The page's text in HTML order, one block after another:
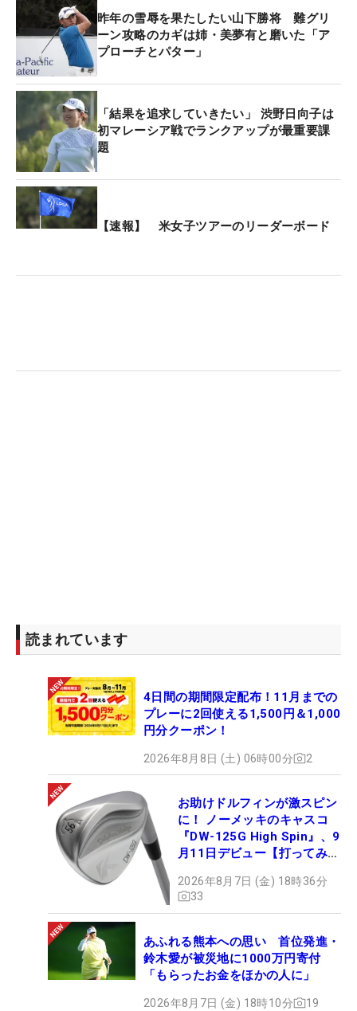
ックになりました。何やってるんだろう」。3度目
の打ち直しは7番アイアンでレイアップするも、結
果的にまさかの12打を叩き、一気に7つもスコアを
落とした。
「いいゴルフができていたのに、もったいない」
と、これにはガックリ。しかし、明日もあるなかで
落ち込んでいる暇はなく、「10番以外はいいゴルフ
ができていました」と前を向いた。「（2日目に）
いいスコアを出して、日本に帰ったら、それを次に
生かすことが大事。同じことをやったら意味がな
昨年の雪辱を果たしたい山下勝将 難グリ
ーン攻略のカギは姉・美夢有と磨いた「ア
プローチとパター」
「結果を追求していきたい」 渋野日向子は
初マレーシア戦でランクアップが最重要課
題
【速報】 米女子ツアーのリーダーボード
読まれています
4日間の期間限定配布！11月までの
プレーに2回使える1,500円＆1,000
円分クーポン！
2026年8月8日 (土) 06時00分 2
お助けドルフィンが激スピン
に！ ノーメッキのキャスコ
『DW-125G High Spin』、9
月11日デビュー【打ってみ
2026年8月7日 (金) 18時36分
33
あふれる熊本への思い 首位発進・
鈴木愛が被災地に1000万円寄付
「もらったお金をほかの人に」
2026年8月7日 (金) 18時10分 19